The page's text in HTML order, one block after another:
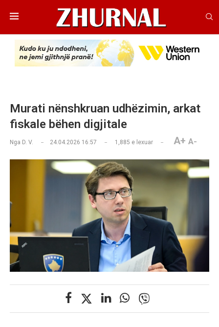
Murati nënshkruan udhëzimin, arkat
fiskale bëhen digjitale
Nga D. V. 24.04.2026 16:57 1,885 e lexuar A+ A-